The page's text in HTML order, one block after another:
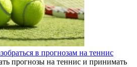
в прогнозам на теннис
прогнозы на теннис и принимать